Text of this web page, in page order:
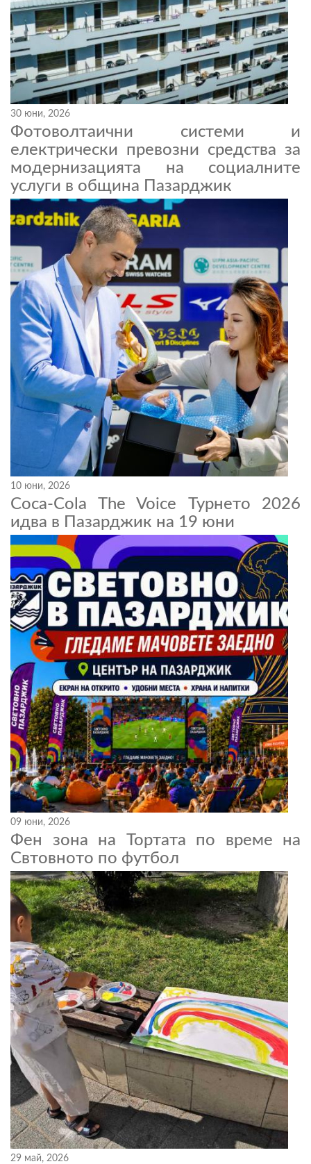
30 юни, 2026
Фотоволтаични системи и
електрически превозни средства за
модернизацията на социалните
услуги в община Пазарджик
10 юни, 2026
Coca-Cola The Voice Турнето 2026
идва в Пазарджик на 19 юни
09 юни, 2026
Фен зона на Тортата по време на
Свтовното по футбол
29 май, 2026